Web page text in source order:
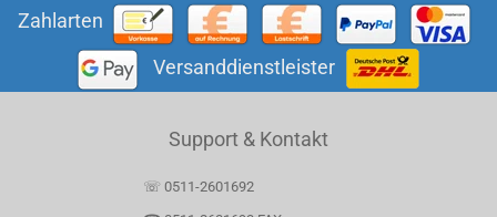
Zahlarten
Versanddienstleister
Support & Kontakt
☏ 0511-2601692